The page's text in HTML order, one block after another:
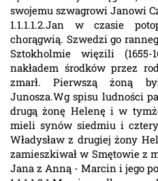
swojemu szwagrowi Janowi
1.1.1.1.2.Jan w czasie
chorągwią. Szwedzi go
Sztokholmie więzili
nakładem środków przez
zmarł. Pierwszą żoną
Junosza.Wg spisu ludności
drugą żonę Helenę i w
mieli synów siedmiu i
Władysław z drugiej żony
zamieszkiwał w Smętowie z
Jana z Anną - Marcin i jego